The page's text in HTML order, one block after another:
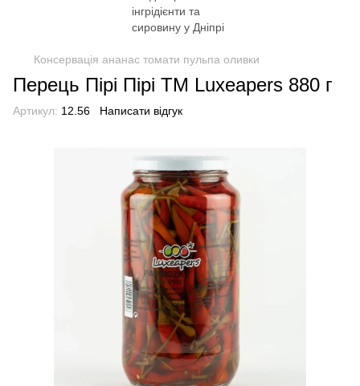
Консервація ананас томати пульпа оливки
Перець Пірі Пірі ТМ Luxeapers 880 г
Артикул: 12.56 Написати відгук